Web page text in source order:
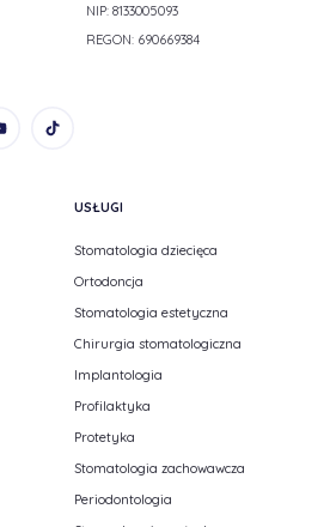
NIP: 8133005093
REGON: 690669384
USŁUGI
Stomatologia dziecięca
Ortodoncja
Stomatologia estetyczna
Chirurgia stomatologiczna
Implantologia
Profilaktyka
Protetyka
Stomatologia zachowawcza
Periodontologia